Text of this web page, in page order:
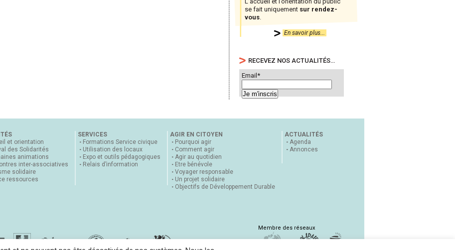
se fait uniquement sur rendez-
vous
En savoir plus...
RECEVEZ NOS ACTUALITÉS…
Email*
et orientation
des Solidarités
animations
inter-associatives
solidaire
ressources
SERVICES
Formations Service civique
Utilisation des locaux
Expo et outils pédagogiques
Relais d’information
AGIR EN CITOYEN
Pourquoi agir
Comment agir
Agir au quotidien
Etre bénévole
Voyager responsable
Un projet solidaire
Objectifs de Développement Durable
ACTUALITÉS
Agenda
Annonces
Membre des réseaux